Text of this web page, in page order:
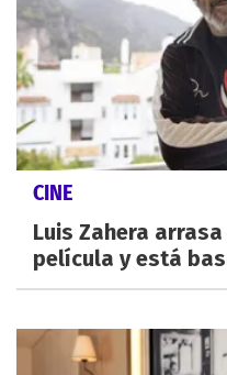
CINE
Luis Zahera
película y está